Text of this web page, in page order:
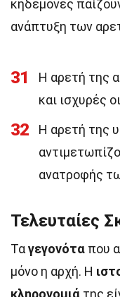
κηδεμόνες
ανάπτυξη των
31
Η αρετή της
και ισχυρές
32
Η αρετή της
ανατροφής
Τελευταίες
Ταγεγονότα που
μόνο η αρχή. Η
κληρονομιά της